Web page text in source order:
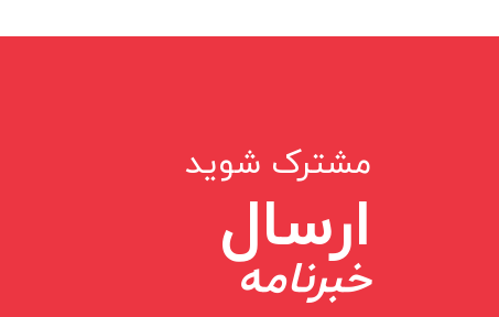
مشترک شوید
ارسال
خبرنامه